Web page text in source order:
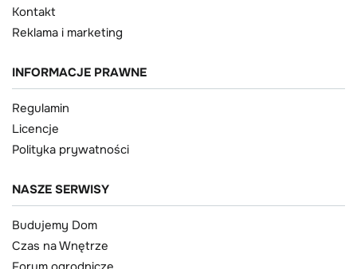
Kontakt
Reklama i marketing
INFORMACJE PRAWNE
Regulamin
Licencje
Polityka prywatności
NASZE SERWISY
Budujemy Dom
Czas na Wnętrze